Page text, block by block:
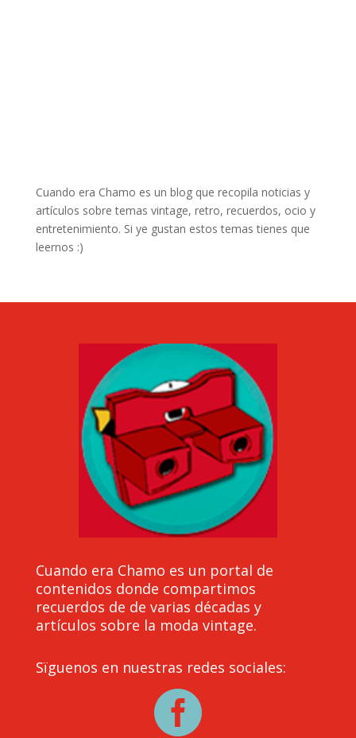
Cuando era Chamo es un blog que recopila noticias y
artículos sobre temas vintage, retro, recuerdos, ocio y
entretenimiento. Si ye gustan estos temas tienes que
leernos :)
Cuando era Chamo es un portal de
contenidos donde compartimos
recuerdos de de varias décadas y
artículos sobre la moda vintage.
Sïguenos en nuestras redes sociales:
